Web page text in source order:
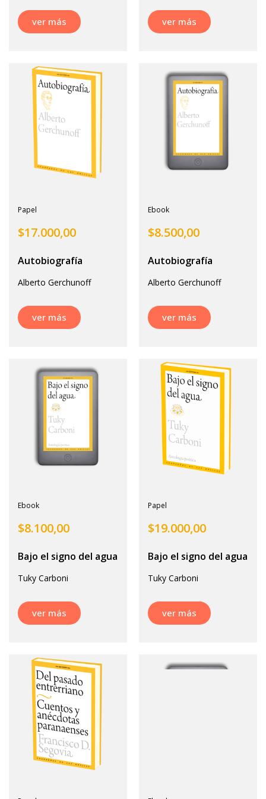
ver más ver más
Papel
$17.000,00
Autobiografía
Alberto Gerchunoff
ver más
Ebook
$8.500,00
Autobiografía
Alberto Gerchunoff
ver más
Ebook
$8.100,00
Bajo el signo del agua
Tuky Carboni
ver más
Papel
$19.000,00
Bajo el signo del agua
Tuky Carboni
ver más